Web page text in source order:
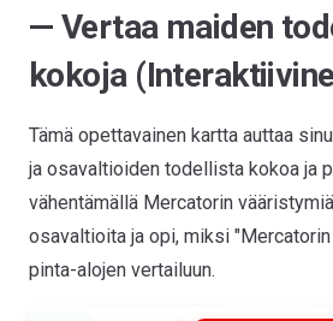
— Vertaa maiden
kokoja
Tämä opettavainen kartta auttaa
ja osavaltioiden todellista kokoa ja
vähentämällä Mercatorin
osavaltioita ja opi, miksi
pinta-alojen vertailuun.